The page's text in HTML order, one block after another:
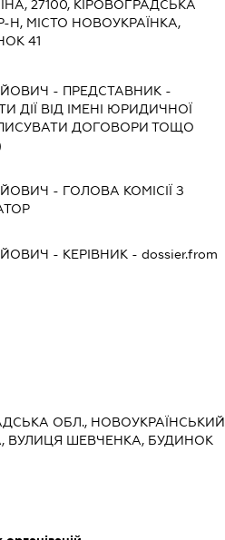
27100, КІРОВОГРАДСЬКА
Н, МІСТО НОВОУКРАЇНКА,
41
- ПРЕДСТАВНИК -
ДІЇ ВІД ІМЕНІ ЮРИДИЧНОЇ
ДОГОВОРИ ТОЩО
- ГОЛОВА КОМІСІЇ З
- КЕРІВНИК - dossier.from
ОБЛ., НОВОУКРАЇНСЬКИЙ
ВУЛИЦЯ ШЕВЧЕНКА, БУДИНОК